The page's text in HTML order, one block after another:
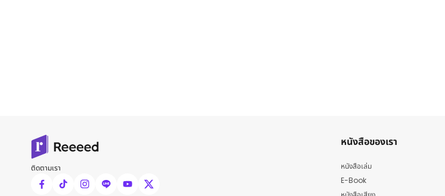
ติดตามเรา
หนังสือของเรา
หนังสือเล่ม
E-Book